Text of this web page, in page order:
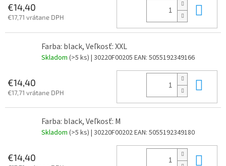
€14,40
€17,71 vrátane DPH
Farba: black, Veľkosť: XXL
Skladom (>5 ks) | 30220F00205 EAN: 5055192349166
€14,40
€17,71 vrátane DPH
Farba: black, Veľkosť: M
Skladom (>5 ks) | 30220F00202EAN: 5055192349180
€14,40